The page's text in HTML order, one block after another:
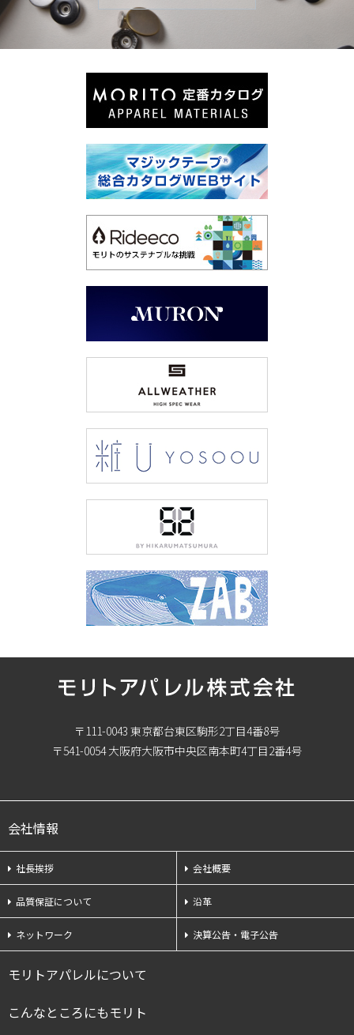
〒111-0043 東京都台東区駒形2丁目4番8号
〒541-0054 大阪府大阪市中央区南本町4丁目2番4号
会社情報
社長挨拶 会社概要
品質保証について 沿革
ネットワーク 決算公告・電子公告
モリトアパレルについて
こんなところにもモリト